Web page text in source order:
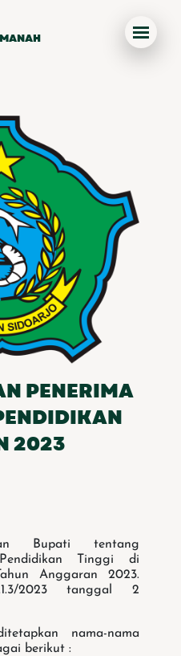
PENERIMA
2023
Bupati tentang
Tinggi di
Anggaran 2023.
2023 tanggal 2
nama-nama
berikut :